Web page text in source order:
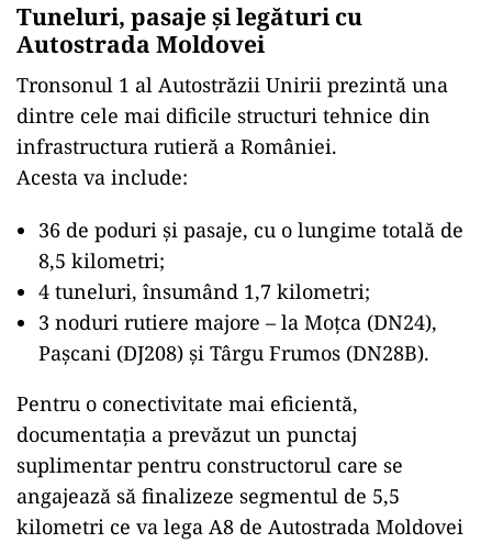
Tuneluri, pasaje și legături cu
Autostrada Moldovei
Tronsonul 1 al Autostrăzii Unirii prezintă una
dintre cele mai dificile structuri tehnice din
infrastructura rutieră a României.
Acesta va include:
36 de poduri și pasaje, cu o lungime totală de
8,5 kilometri;
4 tuneluri, însumând 1,7 kilometri;
3 noduri rutiere majore – la Moțca (DN24),
Pașcani (DJ208) și Târgu Frumos (DN28B).
Pentru o conectivitate mai eficientă,
documentația a prevăzut un punctaj
suplimentar pentru constructorul care se
angajează să finalizeze segmentul de 5,5
kilometri ce va lega A8 de Autostrada Moldovei